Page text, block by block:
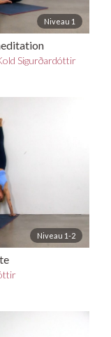
Niveau 1
Sigurðardóttir
Niveau 1-2